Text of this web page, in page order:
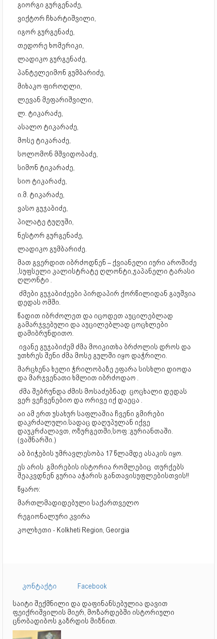
გიორგი გურგენაძე,
ვიქტორ ჩხარტიშვილი,
იგორ გურგენაძე,
თედორე ხომერიკი,
ლადიკო გურგენაძე,
პანტელეიმონ გუმბარიძე,
მიხაკო ფიროღლი,
ლევან მეფარიშვილი,
ლ. ტიკარაძე,
ასალო ტიკარაძე,
მოსე ტიკარაძე,
სოლომონ მშვიდობაძე,
სიმონ ტიკარაძე,
სიო ტიკარაძე,
ი.მ. ტიკარაძე,
ვასო გუჯაბიძე,
პილატე ტუღუში,
ნესტორ გურგენაძე,
ლადიკო გუმბარიძე.
მათ გვერდით იბრძოდნენ – ქვიანელი იური აროშიძე
,სუფსელი კალისტრატე ღლონტი,ჯაპანელი ტარასი
ღლონტი .
ძმები გუჯაბიძეები პირდაპირ ქორწილიდან გაუშვია
დედას ომში.
წადით იბრძოლეთ და იცოდეთ აუცილებლად
გამარჯვებული და აუცილებლად ცოცხლები
დამიბრუნდითო.
ივანე გუჯაბიძემ ძმა მოიკითხა ბრძოლის დროს და
უთხრეს შენი ძმა მოსე გულში იყო დაჭრილი.
მარცხენა ხელი ჭრილობაზე ეფარა სისხლი დიოდა
და მარჯვენათი ხმლით იბრძოდაო .
ძმა შებრუნდა ძმის მოსაძებნად ცოცხალი დედას
ვერ ვეჩვენებიო და ორივე იქ დაეცა .
აი ამ ერთ უსახურ საფლაშია ჩვენი გმირები
დაკრძალული.სადაც დაღუპულან იქვე
დაუკრძალავთ, ოზურგეთში,სოფ :გურიანთაში.
(ვაშნარში.)
აბ ბიჭების უმრავლესობა 17 წლამდე ასაკის იყო.
ეს არის გმირების ისტორია რომლებიც თურქებს
შეაკვდნენ გურია აჭარის განთავისუფლებისთვის!!
წყარო:
მართლმადიდებული საქართველო
რეგიონალური კვირა
კოლხეთი - Kolkheti Region, Georgia
კონტაქტი
Facebook
საიტი შექმნილი და დაფინანსებულია დავით
ფეიქრიშვილის მიერ, მოზარდებში ისტორიული
ცნობადიბოს გაზრდის მიზნით.